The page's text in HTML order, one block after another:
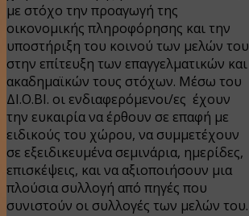
με στόχο την προαγωγή της
οικονομικής πληροφόρησης και την
υποστήριξη του κοινού των μελών του
στην επίτευξη των επαγγελματικών και
ακαδημαϊκών τους στόχων. Μέσω του
ΔΙ.Ο.ΒΙ. οι ενδιαφερόμενοι/ες έχουν
την ευκαιρία να έρθουν σε επαφή με
ειδικούς του χώρου, να συμμετέχουν
σε εξειδικευμένα σεμινάρια, ημερίδες,
επισκέψεις, και να αξιοποιήσουν μια
πλούσια συλλογή από πηγές που
συνιστούν οι συλλογές των μελών του.